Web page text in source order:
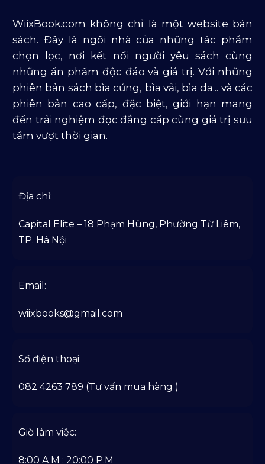
Truyện Và Tiểu Thuyết
Văn Học Và Lịch Sử
WiixBook.com không chỉ là một website bán
sách. Đây là ngôi nhà của những tác phẩm
chọn lọc, nơi kết nối người yêu sách cùng
những ấn phẩm độc đáo và giá trị. Với những
phiên bản sách bìa cứng, bìa vải, bìa da... và các
phiên bản cao cấp, đặc biệt, giới hạn mang
đến trải nghiệm đọc đẳng cấp cùng giá trị sưu
tầm vượt thời gian.
Địa chỉ:
Capital Elite – 18 Phạm Hùng, Phường Từ Liêm,
TP. Hà Nội
Email:
wiixbooks@gmail.com
Số điện thoại:
082 4263 789 (Tư vấn mua hàng )
Giờ làm việc:
8:00 A.M : 20:00 P.M